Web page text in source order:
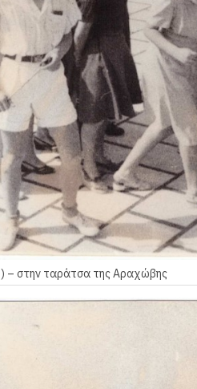
– στην ταράτσα της Αραχώβης